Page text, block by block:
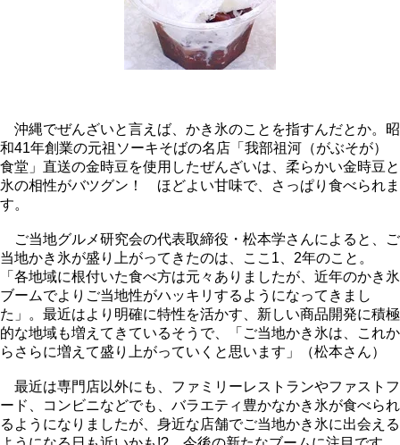
沖縄でぜんざいと言えば、かき氷のことを指すんだとか。昭
和41年創業の元祖ソーキそばの名店「我部祖河（がぶそが）
食堂」直送の金時豆を使用したぜんざいは、柔らかい金時豆と
氷の相性がバツグン！ ほどよい甘味で、さっぱり食べられま
す。
ご当地グルメ研究会の代表取締役・松本学さんによると、ご
当地かき氷が盛り上がってきたのは、ここ1、2年のこと。
「各地域に根付いた食べ方は元々ありましたが、近年のかき氷
ブームでよりご当地性がハッキリするようになってきまし
た」。最近はより明確に特性を活かす、新しい商品開発に積極
的な地域も増えてきているそうで、「ご当地かき氷は、これか
らさらに増えて盛り上がっていくと思います」（松本さん）
最近は専門店以外にも、ファミリーレストランやファストフ
ード、コンビニなどでも、バラエティ豊かなかき氷が食べられ
るようになりましたが、身近な店舗でご当地かき氷に出会える